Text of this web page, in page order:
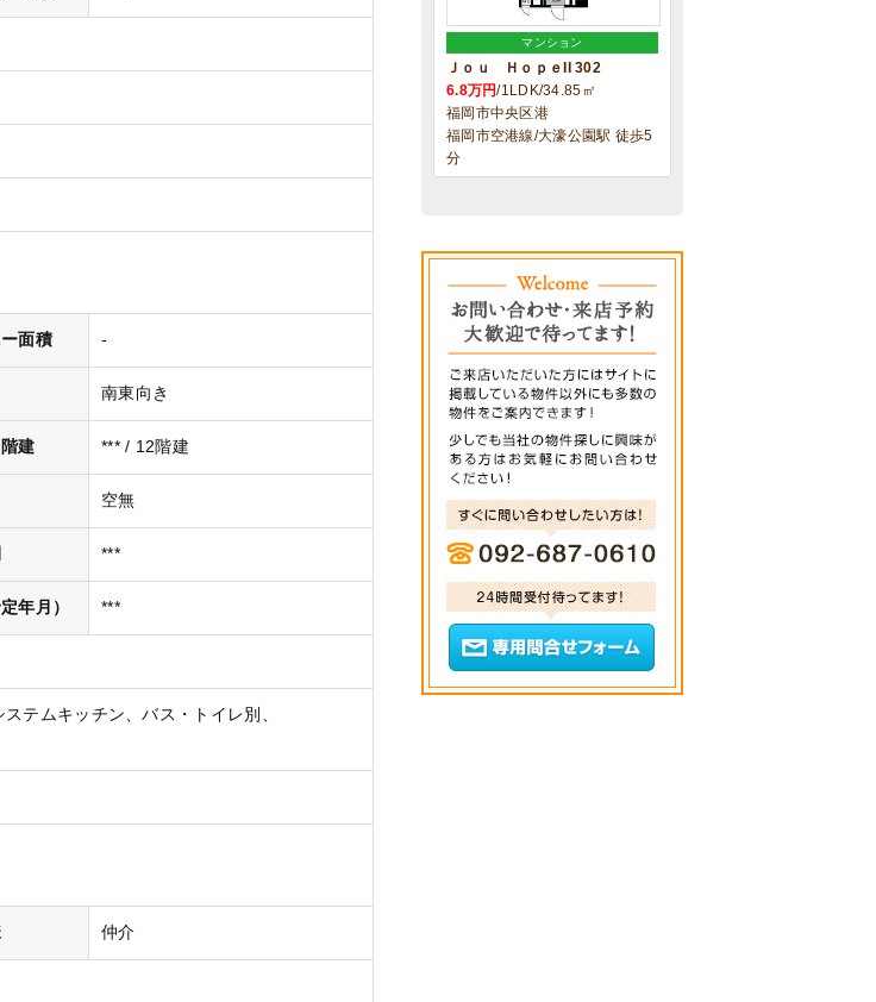
面積 -
南東向き
建 *** / 12階建
空無
***
年月） ***
ステムキッチン
バス・トイレ別
仲介
マンション
Ｊｏｕ ＨｏｐｅII 302
6.8万円/1LDK/34.85㎡
福岡市中央区港
福岡市空港線/大濠公園駅 徒歩5
分